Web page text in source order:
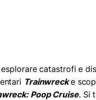
catastrofi e
Trainwreck e
Poop Cruise. Si